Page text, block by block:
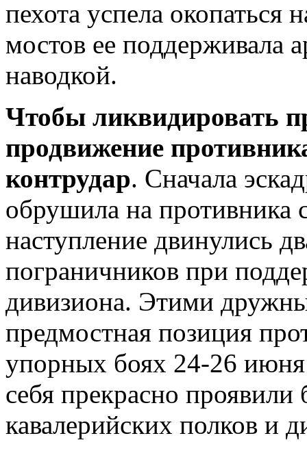
пехота успела окопаться
мостов ее поддерживала
наводкой.
Чтобы ликвидировать
продвижение
контрудар. Сначала
обрушила на противника
наступление двинулись
пограничников при
дивизиона. Этими
предмостная позиция
упорных боях 24-26
себя прекрасно
кавалерийских полков и